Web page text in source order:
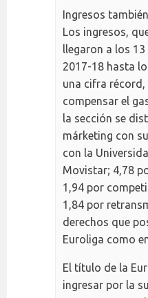
Ingresos
Los ingresos,
llegaron a los
2017-18 hasta
una cifra
compensar el
la sección se
márketing con
con la
Movistar; 4,78
1,94 por
1,84 por
derechos que
Euroliga como
El título de la
ingresar por la